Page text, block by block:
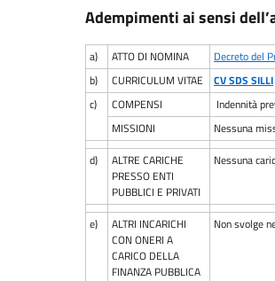
Adempimenti ai sensi
a) ATTO DI NOMINA
Decreto del
b)
CURRICULUM VITAE
CV SDS SILLI
c)
COMPENSI
Indennità
MISSIONI
Nessuna
d)
ALTRE CARICHE
PRESSO ENTI
PUBBLICI E PRIVATI
Nessuna
e)
ALTRI INCARICHI
CON ONERI A
CARICO DELLA
FINANZA PUBBLICA
Non svolge